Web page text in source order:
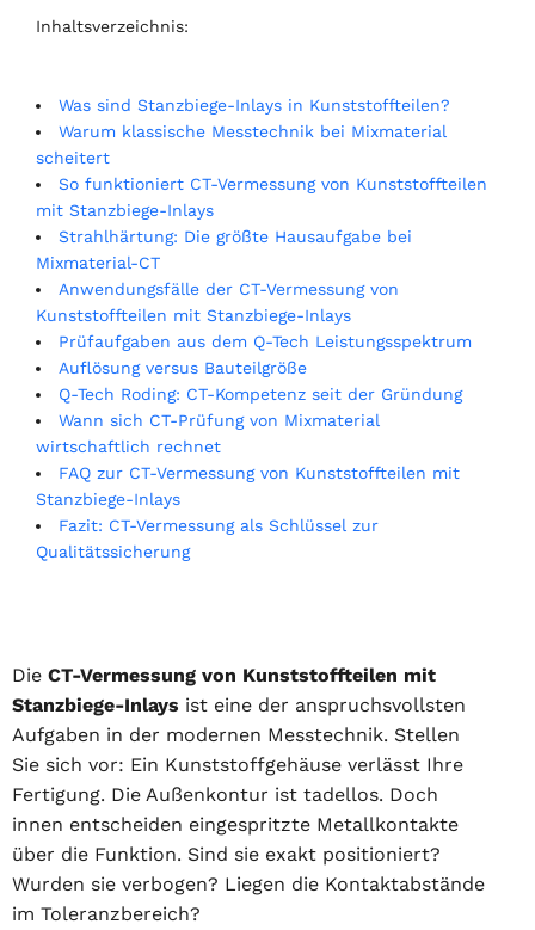
Inhaltsverzeichnis:
Was sind Stanzbiege-Inlays in Kunststoffteilen?
Warum klassische Messtechnik bei Mixmaterial
scheitert
So funktioniert CT-Vermessung von Kunststoffteilen
mit Stanzbiege-Inlays
Strahlhärtung: Die größte Hausaufgabe bei
Mixmaterial-CT
Anwendungsfälle der CT-Vermessung von
Kunststoffteilen mit Stanzbiege-Inlays
Prüfaufgaben aus dem Q-Tech Leistungsspektrum
Auflösung versus Bauteilgröße
Q-Tech Roding: CT-Kompetenz seit der Gründung
Wann sich CT-Prüfung von Mixmaterial
wirtschaftlich rechnet
FAQ zur CT-Vermessung von Kunststoffteilen mit
Stanzbiege-Inlays
Fazit: CT-Vermessung als Schlüssel zur
Qualitätssicherung
Die CT-Vermessung von Kunststoffteilen mit
Stanzbiege-Inlays ist eine der anspruchsvollsten
Aufgaben in der modernen Messtechnik. Stellen
Sie sich vor: Ein Kunststoffgehäuse verlässt Ihre
Fertigung. Die Außenkontur ist tadellos. Doch
innen entscheiden eingespritzte Metallkontakte
über die Funktion. Sind sie exakt positioniert?
Wurden sie verbogen? Liegen die Kontaktabstände
im Toleranzbereich?